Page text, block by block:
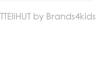
by Brands4kids